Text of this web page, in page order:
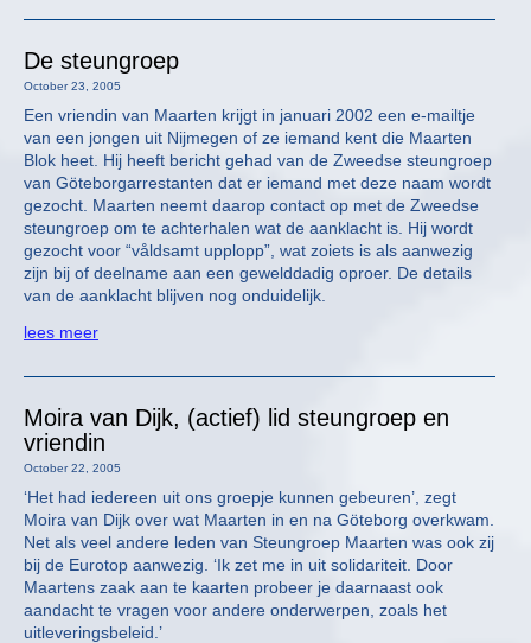
De steungroep
October 23, 2005
Een vriendin van Maarten krijgt in januari 2002 een e-mailtje
van een jongen uit Nijmegen of ze iemand kent die Maarten
Blok heet. Hij heeft bericht gehad van de Zweedse steungroep
van Göteborgarrestanten dat er iemand met deze naam wordt
gezocht. Maarten neemt daarop contact op met de Zweedse
steungroep om te achterhalen wat de aanklacht is. Hij wordt
gezocht voor “våldsamt upplopp”, wat zoiets is als aanwezig
zijn bij of deelname aan een gewelddadig oproer. De details
van de aanklacht blijven nog onduidelijk.
lees meer
Moira van Dijk, (actief) lid steungroep en
vriendin
October 22, 2005
‘Het had iedereen uit ons groepje kunnen gebeuren’, zegt
Moira van Dijk over wat Maarten in en na Göteborg overkwam.
Net als veel andere leden van Steungroep Maarten was ook zij
bij de Eurotop aanwezig. ‘Ik zet me in uit solidariteit. Door
Maartens zaak aan te kaarten probeer je daarnaast ook
aandacht te vragen voor andere onderwerpen, zoals het
uitleveringsbeleid.’